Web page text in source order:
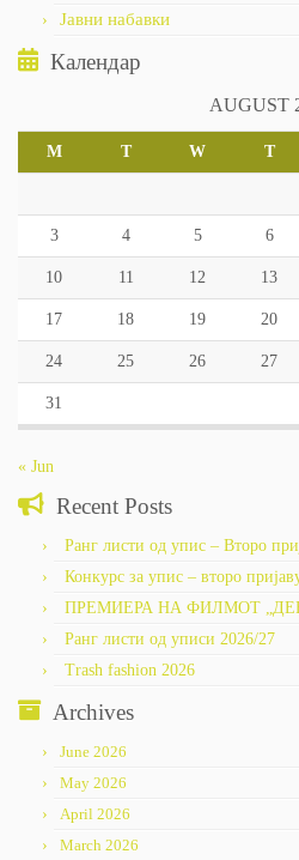
Јавни набавки
Календар
AUGUST
M T W T
3 4 5 6
10 11 12 13
17 18 19 20
24 25 26 27
31
« Jun
Recent Posts
Ранг листи од упис – Второ
Конкурс за упис – второ
ПРЕМИЕРА НА ФИЛМОТ
Ранг листи од уписи 2026/27
Trash fashion 2026
Archives
June 2026
May 2026
April 2026
March 2026